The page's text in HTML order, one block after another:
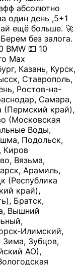
абсолютно
один день ,5+1
ещё больше. 🚀
без залога.
💵 10
Max
Казань, Курск,
Ставрополь,
Ростов-на-
Самара,
(Пермский край),
(Московская
Воды,
Подольск,
Киров
Вязьма,
Арамиль,
(Республика
край),
Братск,
Вышний
Илимский,
Зима, Зубцов,
АО),